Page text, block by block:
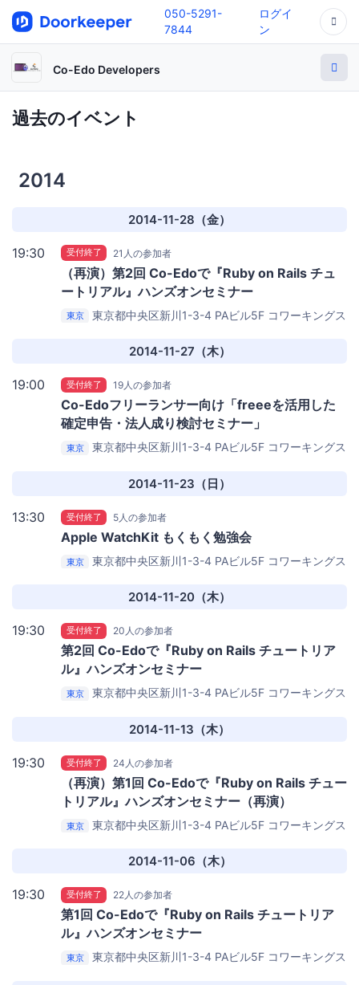
050-5291-
7844
ログイ
ン
Co-Edo Developers
過去のイベント
2014
2014-11-28（金）
19:30 受付終了 21人の参加者
（再演）第2回 Co-Edoで『Ruby on Rails チュ
ートリアル』ハンズオンセミナー
東京 東京都中央区新川1-3-4 PAビル5F コワーキングス
2014-11-27（木）
19:00 受付終了 19人の参加者
Co-Edoフリーランサー向け「freeeを活用した
確定申告・法人成り検討セミナー」
東京 東京都中央区新川1-3-4 PAビル5F コワーキングス
2014-11-23（日）
13:30 受付終了 5人の参加者
Apple WatchKit もくもく勉強会
東京 東京都中央区新川1-3-4 PAビル5F コワーキングス
2014-11-20（木）
19:30 受付終了 20人の参加者
第2回 Co-Edoで『Ruby on Rails チュートリア
ル』ハンズオンセミナー
東京 東京都中央区新川1-3-4 PAビル5F コワーキングス
2014-11-13（木）
19:30 受付終了 24人の参加者
（再演）第1回 Co-Edoで『Ruby on Rails チュー
トリアル』ハンズオンセミナー（再演）
東京 東京都中央区新川1-3-4 PAビル5F コワーキングス
2014-11-06（木）
19:30 受付終了 22人の参加者
第1回 Co-Edoで『Ruby on Rails チュートリア
ル』ハンズオンセミナー
東京 東京都中央区新川1-3-4 PAビル5F コワーキングス